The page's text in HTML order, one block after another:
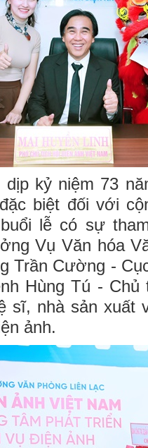
kỷ niệm 73
biệt đối với
lễ có sự
Vụ Văn hóa
Trần Cường -
Hùng Tú - Chủ
sĩ, nhà sản xuất
ảnh.